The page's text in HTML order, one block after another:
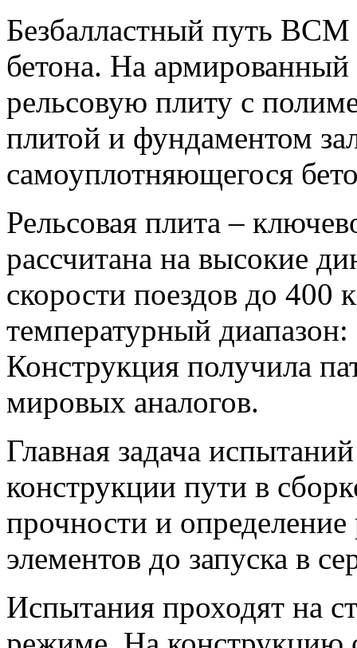
Безбалластный путь ВСМ
бетона. На
рельсовую плиту с
плитой и фундаментом
самоуплотняющегося
Рельсовая плита –
рассчитана на высокие
скорости поездов до
температурный
Конструкция получила
мировых аналогов.
Главная задача
конструкции пути в
прочности и
элементов до запуска в
Испытания проходят на